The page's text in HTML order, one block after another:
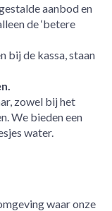
aanbod en
de ‘betere
bij de kassa, staan
zowel bij het
We bieden een
water.
waar onze